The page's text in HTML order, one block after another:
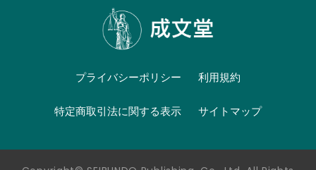
プライバシーポリシー 利用規約
特定商取引法に関する表示 サイトマップ